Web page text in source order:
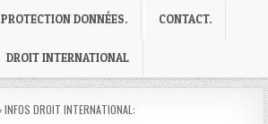
PROTECTION DONNÉES. CONTACT.
DROIT INTERNATIONAL
POSTED
INFOS DROIT INTERNATIONAL: